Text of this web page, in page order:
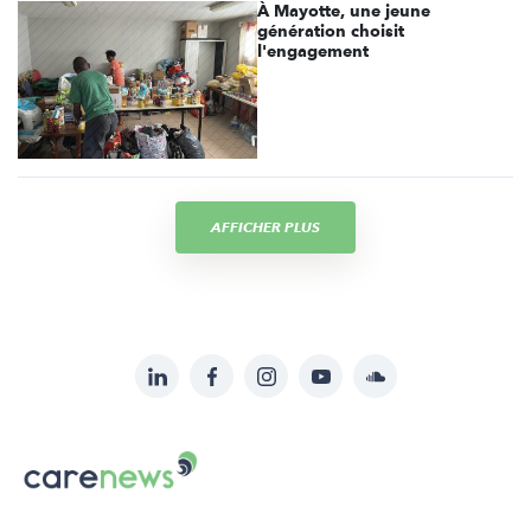
À Mayotte, une jeune
génération choisit
l'engagement
AFFICHER PLUS
sur:
LinkedInFacebookInstagramYouTubeSoundcloud
Carenews,
Le